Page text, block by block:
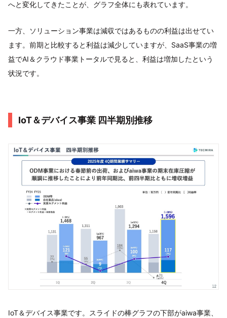
へと変化してきたことが、グラフ全体にも表れています。
一方、ソリューション事業は減収ではあるものの利益は出せてい
ます。前期と比較すると利益は減少していますが、SaaS事業の増
益でAI＆クラウド事業トータルで見ると、利益は増加したという
状況です。
IoT＆デバイス事業 四半期別推移
IoT＆デバイス事業です。スライドの棒グラフの下部がaiwa事業、